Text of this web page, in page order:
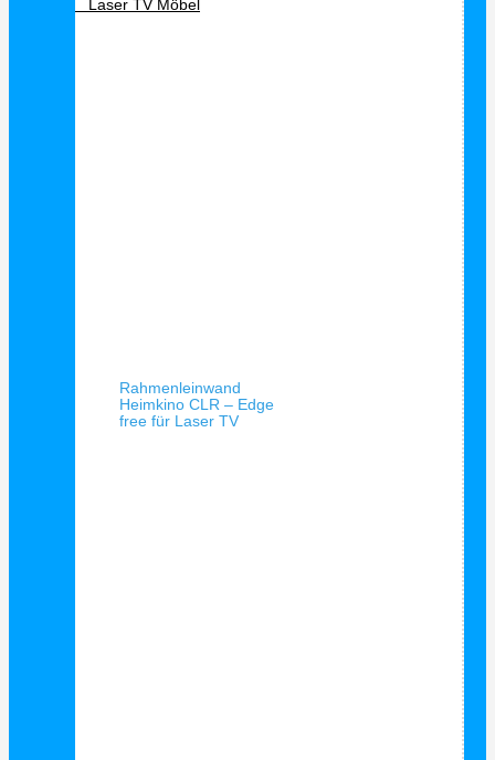
Laser TV Möbel
Rahmenleinwand
Heimkino CLR – Edge
free für Laser TV